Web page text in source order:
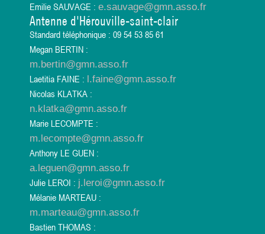
Emilie SAUVAGE : e.sauvage@gmn.asso.fr
Antenne d'Hérouville-saint-clair
Standard téléphonique : 09 54 53 85 61
Megan BERTIN :
m.bertin@gmn.asso.fr
Laetitia FAINE : l.faine@gmn.asso.fr
Nicolas KLATKA :
n.klatka@gmn.asso.fr
Marie LECOMPTE :
m.lecompte@gmn.asso.fr
Anthony LE GUEN :
a.leguen@gmn.asso.fr
Julie LEROI : j.leroi@gmn.asso.fr
Mélanie MARTEAU :
m.marteau@gmn.asso.fr
Bastien THOMAS :